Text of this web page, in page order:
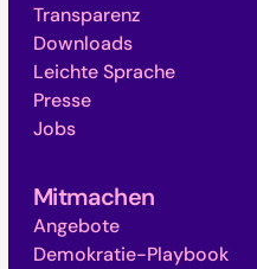
Transparenz
Downloads
Leichte Sprache
Presse
Jobs
Mitmachen
Angebote
Demokratie-Playbook